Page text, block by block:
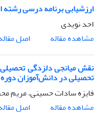
ارزشیابی برنامه‌ درسی
احد نویدی
مشاهده مقاله
اصل
نقش میانجی دلزدگی
تحصیلی در دانش‌آموزان
فایزه سادات حسینی، مریم
مشاهده مقاله
اصل